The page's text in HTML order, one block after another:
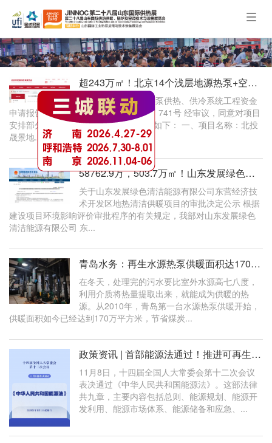
超243万㎡！北京14个浅层地源热泵+空气源热泵项目获批资金支持
关于北投晟景地源热泵供热、供冷系统工程资金
申请报告的批复 京发改（审）〔2024〕741号 经审议，同意对项目
安排部分补助资金，现就有关事项批复如下： 一、项目名称：北投
晟景地...
58762.9万，503.7万㎡！山东发展绿色清洁能源有限公司东营经济技术开发区地热清
关于山东发展绿色清洁能源有限公司东营经济技
术开发区地热清洁供暖项目的审批决定公示 根据
建设项目环境影响评价审批程序的有关规定，我部对山东发展绿色
清洁能源有限公司 东...
青岛水务：再生水源热泵供暖面积达170万平方米！明年将并入热网
在冬天，处理完的污水要比室外水源高七八度，
利用介质将热量提取出来，就能成为供暖的热
源。从2010年，青岛第一台水源热泵供暖开始，
供暖面积如今已经达到170万平方米，节省煤炭...
政策资讯 | 首部能源法通过！推进可再生能源电力消纳、鼓励发展综合能源服务
11月8日，十四届全国人大常委会第十二次会议
表决通过《中华人民共和国能源法》。这部法律
共九章，主要内容包括总则、能源规划、能源开
发利用、能源市场体系、能源储备和应急、...